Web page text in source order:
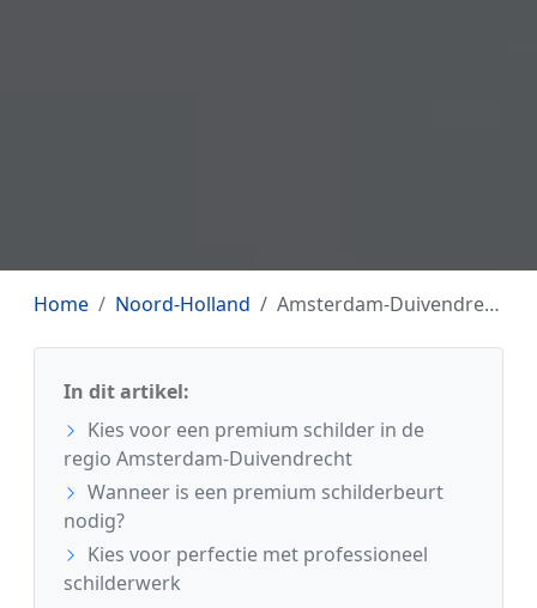
Home Noord-Holland Amsterdam-Duivendrecht
In dit artikel:
Kies voor een premium schilder in de
regio Amsterdam-Duivendrecht
Wanneer is een premium schilderbeurt
nodig?
Kies voor perfectie met professioneel
schilderwerk